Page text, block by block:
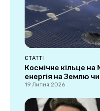
СТАТТІ
Космічне кільце на
енергія на Землю
19 Липня 2026